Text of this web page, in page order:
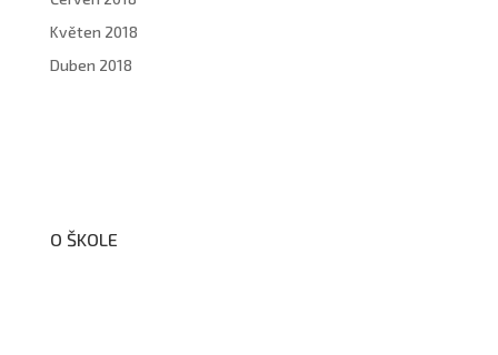
Květen 2018
Duben 2018
O ŠKOLE